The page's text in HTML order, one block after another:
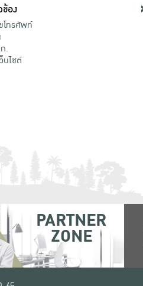
อง
โทรศัพท์
.
บไซต์
PARTNER
ZONE